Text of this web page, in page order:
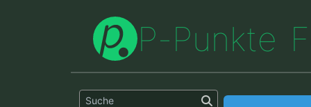
P-Punkte F